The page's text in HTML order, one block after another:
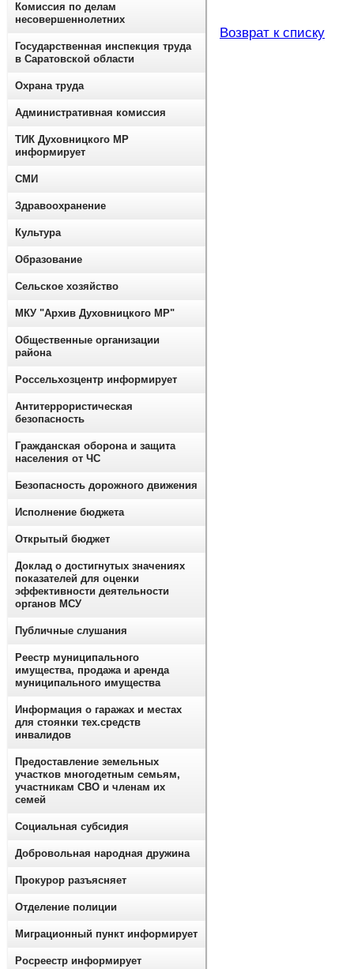
Возврат к списку
Комиссия по делам
несовершеннолетних
Государственная инспекция труда
в Саратовской области
Охрана труда
Административная комиссия
ТИК Духовницкого МР
информирует
СМИ
Здравоохранение
Культура
Образование
Сельское хозяйство
МКУ "Архив Духовницкого МР"
Общественные организации
района
Россельхозцентр информирует
Антитеррористическая
безопасность
Гражданская оборона и защита
населения от ЧС
Безопасность дорожного движения
Исполнение бюджета
Открытый бюджет
Доклад о достигнутых значениях
показателей для оценки
эффективности деятельности
органов МСУ
Публичные слушания
Реестр муниципального
имущества, продажа и аренда
муниципального имущества
Информация о гаражах и местах
для стоянки тех.средств
инвалидов
Предоставление земельных
участков многодетным семьям,
участникам СВО и членам их
семей
Социальная субсидия
Добровольная народная дружина
Прокурор разъясняет
Отделение полиции
Миграционный пункт информирует
Росреестр информирует